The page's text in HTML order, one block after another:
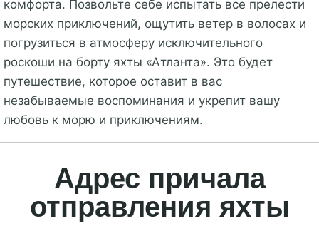
комфорта. Позвольте себе испытать все прелести
морских приключений, ощутить ветер в волосах и
погрузиться в атмосферу исключительного
роскоши на борту яхты «Атланта». Это будет
путешествие, которое оставит в вас
незабываемые воспоминания и укрепит вашу
любовь к морю и приключениям.
Адрес причала
отправления яхты